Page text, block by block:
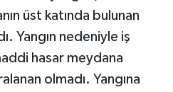
üst katında bulunan
Yangın nedeniyle iş
hasar meydana
olmadı. Yangına